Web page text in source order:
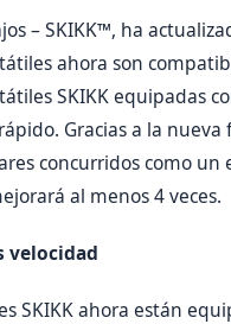
– SKIKK™, ha
ahora son
SKIKK equipadas
Gracias a la
concurridos como
al menos 4 veces.
velocidad
SKIKK ahora están